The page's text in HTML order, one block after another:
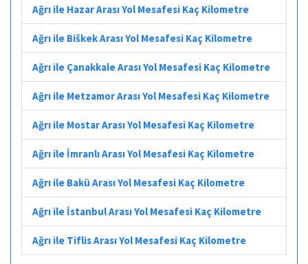
Ağrı ile Hazar Arası Yol Mesafesi Kaç Kilometre
Ağrı ile Biškek Arası Yol Mesafesi Kaç Kilometre
Ağrı ile Çanakkale Arası Yol Mesafesi Kaç Kilometre
Ağrı ile Metzamor Arası Yol Mesafesi Kaç Kilometre
Ağrı ile Mostar Arası Yol Mesafesi Kaç Kilometre
Ağrı ile İmranlı Arası Yol Mesafesi Kaç Kilometre
Ağrı ile Bakü Arası Yol Mesafesi Kaç Kilometre
Ağrı ile İstanbul Arası Yol Mesafesi Kaç Kilometre
Ağrı ile Tiflis Arası Yol Mesafesi Kaç Kilometre